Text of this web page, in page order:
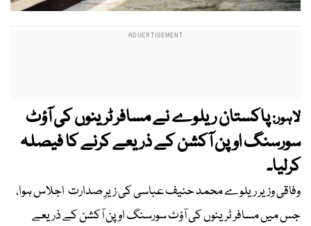
لاہور:پاکستان ریلوے نے مسافر ٹرینوں کی آؤٹ
سورسنگ اوپن آکشن کے ذریعے کرنے کا فیصلہ
کرلیا۔
وفاقی وزیر ریلوے محمد حنیف عباسی کی زیرِ صدارت اجلاس ہوا،
جس میں مسافر ٹرینوں کی آؤٹ سورسنگ اوپن آکشن کے ذریعے